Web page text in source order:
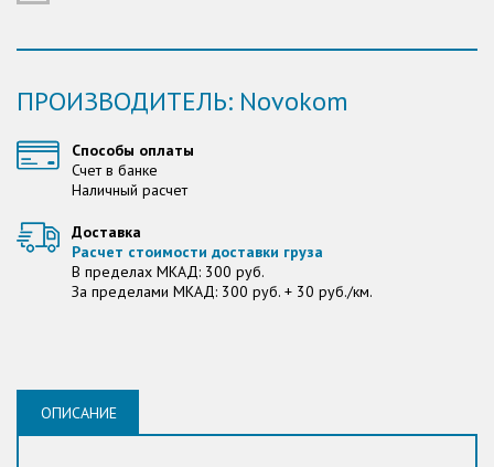
ПРОИЗВОДИТЕЛЬ: Novokom
Способы оплаты
Счет в банке
Наличный расчет
Доставка
Расчет стоимости доставки груза
В пределах МКАД: 300 руб.
За пределами МКАД: 300 руб. + 30 руб./км.
ОПИСАНИЕ